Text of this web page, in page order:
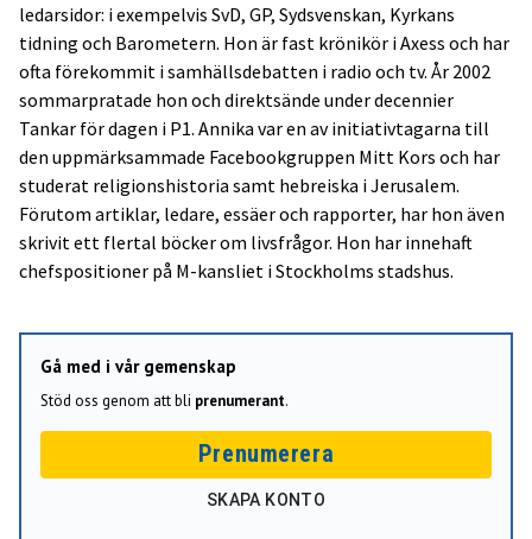
ledarsidor: i exempelvis SvD, GP, Sydsvenskan, Kyrkans
tidning och Barometern. Hon är fast krönikör i Axess och har
ofta förekommit i samhällsdebatten i radio och tv. År 2002
sommarpratade hon och direktsände under decennier
Tankar för dagen i P1. Annika var en av initiativtagarna till
den uppmärksammade Facebookgruppen Mitt Kors och har
studerat religionshistoria samt hebreiska i Jerusalem.
Förutom artiklar, ledare, essäer och rapporter, har hon även
skrivit ett flertal böcker om livsfrågor. Hon har innehaft
chefspositioner på M-kansliet i Stockholms stadshus.
Gå med i vår gemenskap
Stöd oss genom att bli prenumerant.
Prenumerera
SKAPA KONTO